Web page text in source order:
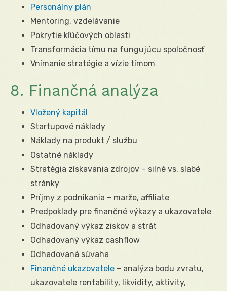
Personálny plán
Mentoring, vzdelávanie
Pokrytie kľúčových oblasti
Transformácia tímu na fungujúcu spoločnosť
Vnímanie stratégie a vízie tímom
8. Finančná analýza
Vložený kapitál
Startupové náklady
Náklady na produkt / službu
Ostatné náklady
Stratégia získavania zdrojov – silné vs. slabé
stránky
Príjmy z podnikania – marže, affiliate
Predpoklady pre finančné výkazy a ukazovatele
Odhadovaný výkaz ziskov a strát
Odhadovaný výkaz cashflow
Odhadovaná súvaha
Finančné ukazovatele – analýza bodu zvratu,
ukazovatele rentability, likvidity, aktivity,